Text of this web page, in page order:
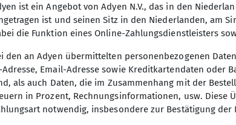
konnte es auch schon mit dem Klettern
vom Gipfel, wo wir auch fast den ganzen
haben. Noch schnell einkaufen und
gemacht und schon konnte Stockbrot und
nicht fehlen und die Tradition, dass
es jetzt alle Sachen packen, bevor es
zusammenmachen und alles ins Auto
ist ein Angebot von Adyen N.V., das in den
ist und seinen Sitz in den Niederlanden, am
die Funktion eines Online-Zahlungsdienstleisters
den an Adyen übermittelten personenbezogenen
Adresse, Email-Adresse sowie Kreditkartendaten oder
als auch Daten, die im Zusammenhang mit der
in Prozent, Rechnungsinformationen, usw.
notwendig, insbesondere zur Bestätigung